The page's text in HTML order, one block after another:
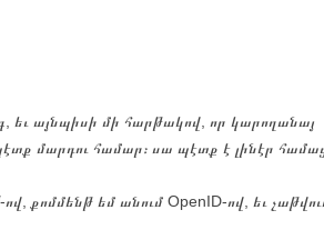
եւ այնպիսի մի հարթակով, որ կարողանայ
մարդու համար։ սա պէտք է լինէր
քոմմենթ եմ անում OpenID-ով, եւ